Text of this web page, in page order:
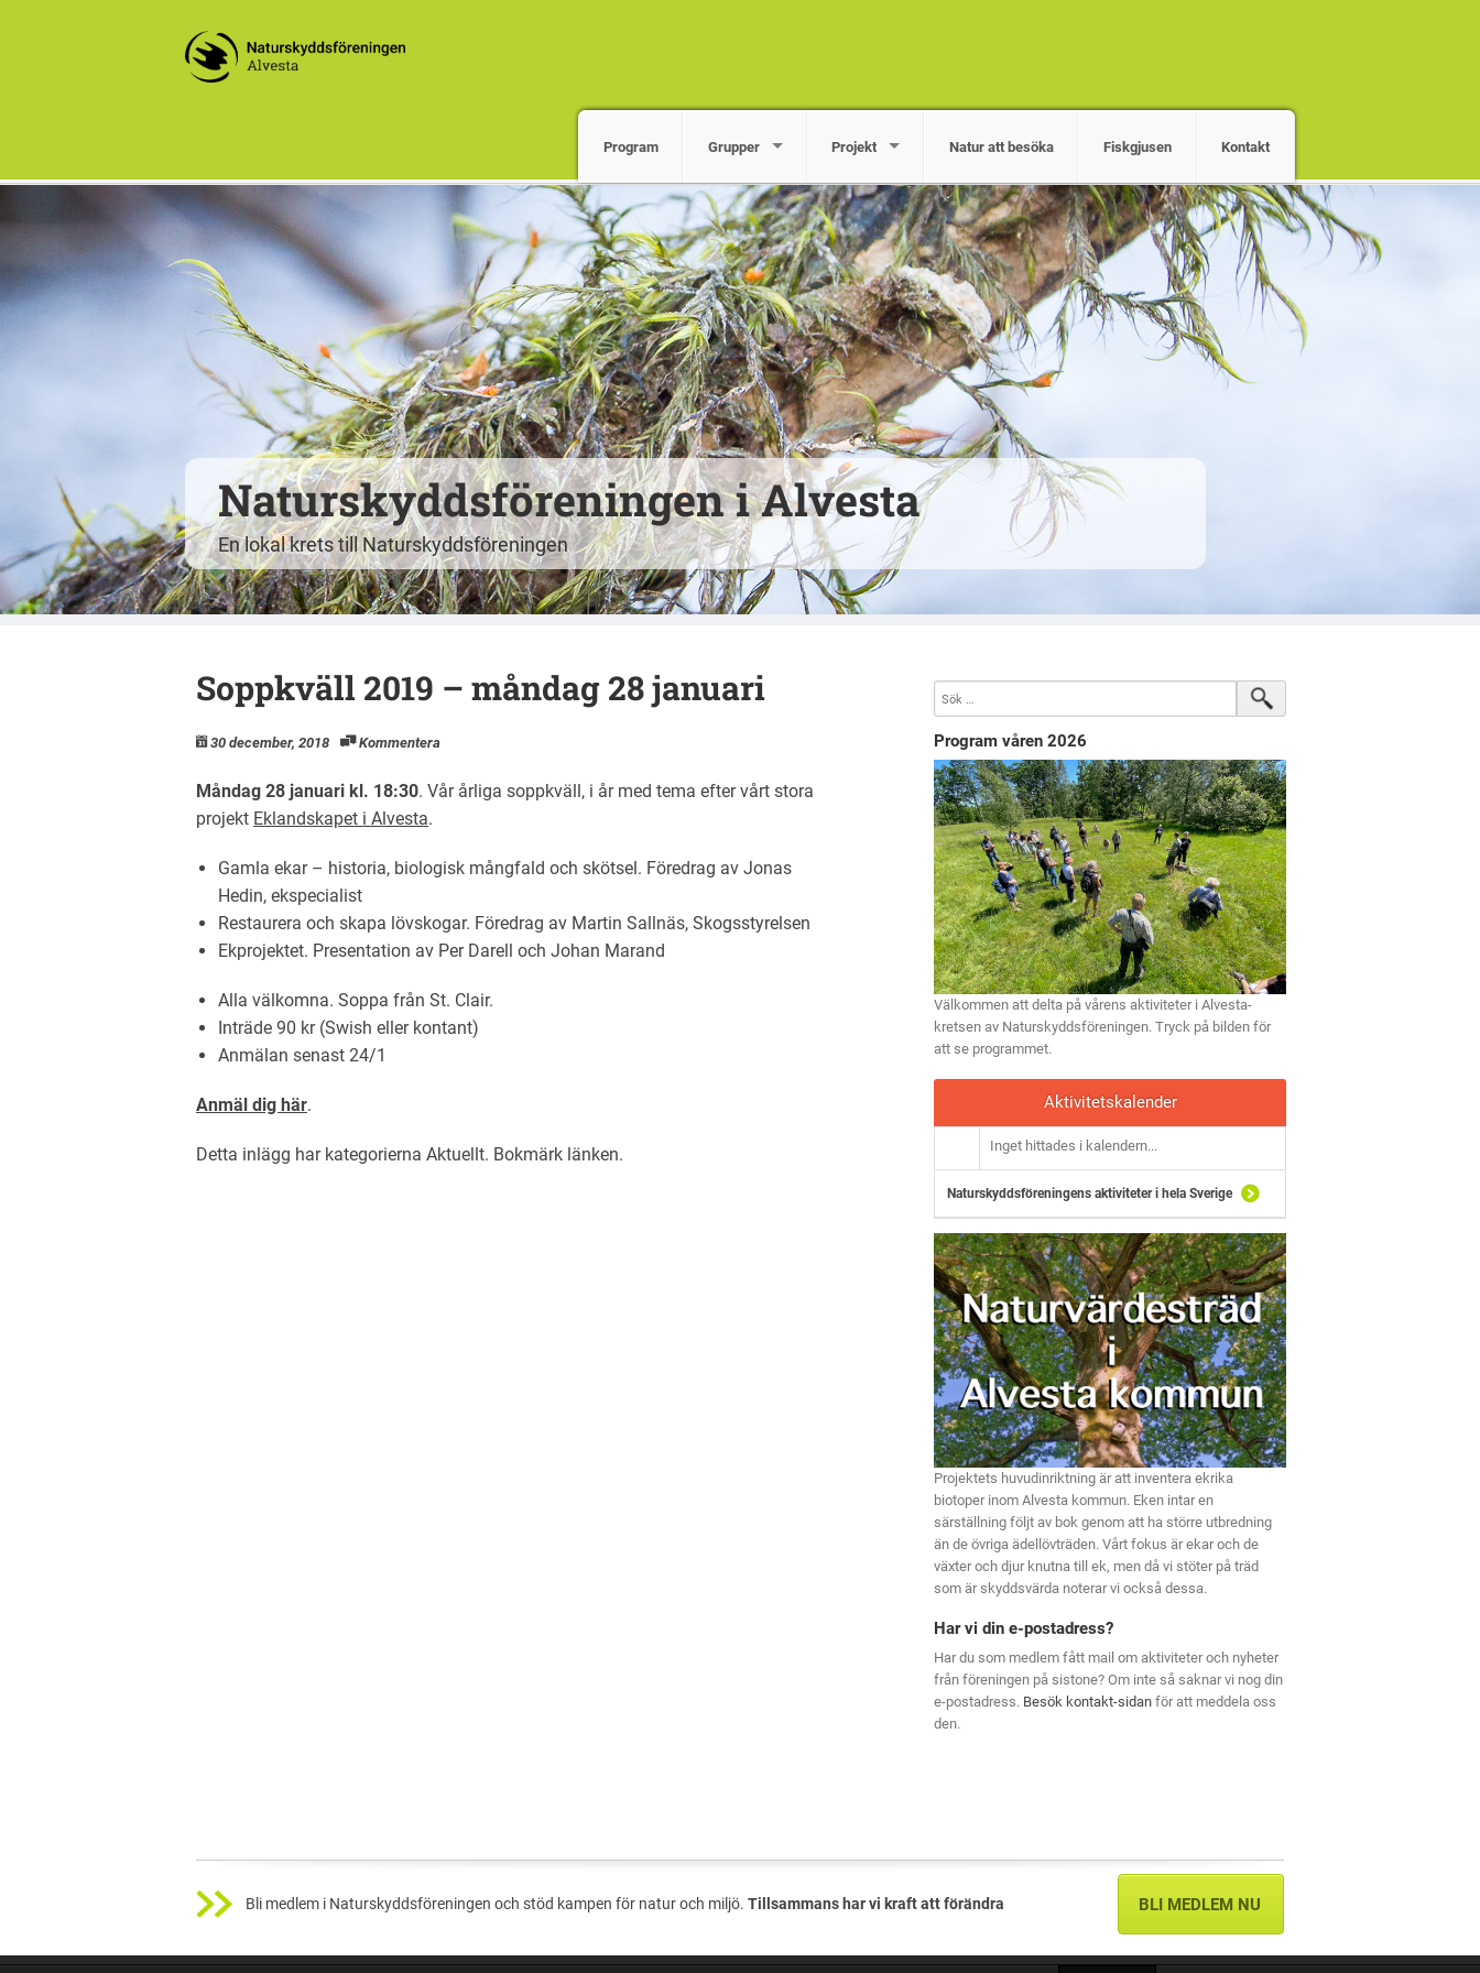
Program Grupper Projekt Natur att besöka Fiskgjusen Kontakt
Naturskyddsföreningen i Alvesta
En lokal krets till Naturskyddsföreningen
Soppkväll 2019 – måndag 28 januari
30 december, 2018 Kommentera
Måndag 28 januari kl. 18:30. Vår årliga soppkväll, i år med tema efter vårt stora
projekt Eklandskapet i Alvesta.
Gamla ekar – historia, biologisk mångfald och skötsel. Föredrag av Jonas
Hedin, ekspecialist
Restaurera och skapa lövskogar. Föredrag av Martin Sallnäs, Skogsstyrelsen
Ekprojektet. Presentation av Per Darell och Johan Marand
Alla välkomna. Soppa från St. Clair.
Inträde 90 kr (Swish eller kontant)
Anmälan senast 24/1
Anmäl dig här.
Detta inlägg har kategorierna Aktuellt. Bokmärk länken.
Program våren 2026
Välkommen att delta på vårens aktiviteter i Alvesta-
kretsen av Naturskyddsföreningen. Tryck på bilden för
att se programmet.
Aktivitetskalender
Inget hittades i kalendern...
Naturskyddsföreningens aktiviteter i hela Sverige
Projektets huvudinriktning är att inventera ekrika
biotoper inom Alvesta kommun. Eken intar en
särställning följt av bok genom att ha större utbredning
än de övriga ädellövträden. Vårt fokus är ekar och de
växter och djur knutna till ek, men då vi stöter på träd
som är skyddsvärda noterar vi också dessa.
Har vi din e-postadress?
Har du som medlem fått mail om aktiviteter och nyheter
från föreningen på sistone? Om inte så saknar vi nog din
e-postadress. Besök kontakt-sidan för att meddela oss
den.
Bli medlem i Naturskyddsföreningen och stöd kampen för natur och miljö. Tillsammans har vi kraft att förändra BLI MEDLEM NU